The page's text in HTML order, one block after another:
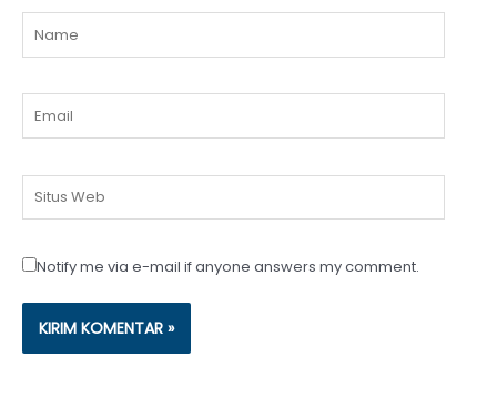
Web
Notify me via e-mail if anyone answers my comment.